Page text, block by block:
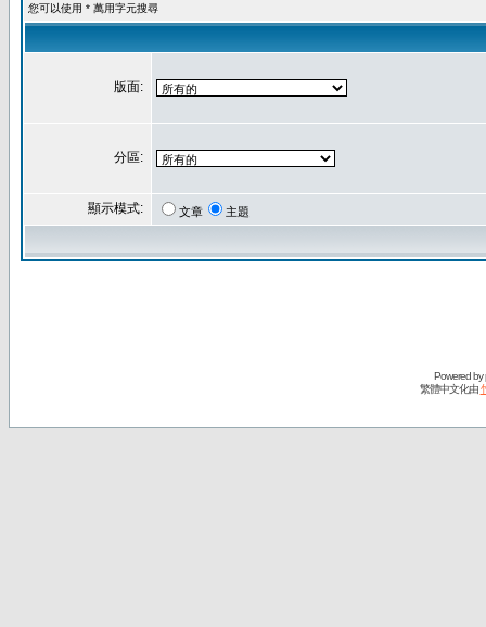
您可以使用 * 萬用字元搜尋
版面:
分區:
顯示模式: 文章 主題
Powered by
繁體中文化由